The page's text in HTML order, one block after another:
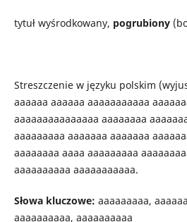
tytuł wyśrodkowany, pogrubiony
Streszczenie w języku polskim
aaaaaa aaaaaa aaaaaaaaaaa
aaaaaaaaaaaaaaa aaaaaaaa
aaaaaaaaa aaaaaaa aaaaaaa
aaaaaaaa aaaa aaaaaaaaa
aaaaaaaaaa aaaaaaaaaaa.
Słowa kluczowe: aaaaaaaaa,
aaaaaaaaaa, aaaaaaaaaa